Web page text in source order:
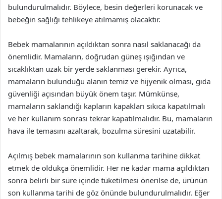
bulundurulmalıdır. Böylece, besin değerleri korunacak ve
bebeğin sağlığı tehlikeye atılmamış olacaktır.
Bebek mamalarının açıldıktan sonra nasıl saklanacağı da
önemlidir. Mamaların, doğrudan güneş ışığından ve
sıcaklıktan uzak bir yerde saklanması gerekir. Ayrıca,
mamaların bulunduğu alanın temiz ve hijyenik olması, gıda
güvenliği açısından büyük önem taşır. Mümkünse,
mamaların saklandığı kapların kapakları sıkıca kapatılmalı
ve her kullanım sonrası tekrar kapatılmalıdır. Bu, mamaların
hava ile temasını azaltarak, bozulma süresini uzatabilir.
Açılmış bebek mamalarının son kullanma tarihine dikkat
etmek de oldukça önemlidir. Her ne kadar mama açıldıktan
sonra belirli bir süre içinde tüketilmesi önerilse de, ürünün
son kullanma tarihi de göz önünde bulundurulmalıdır. Eğer